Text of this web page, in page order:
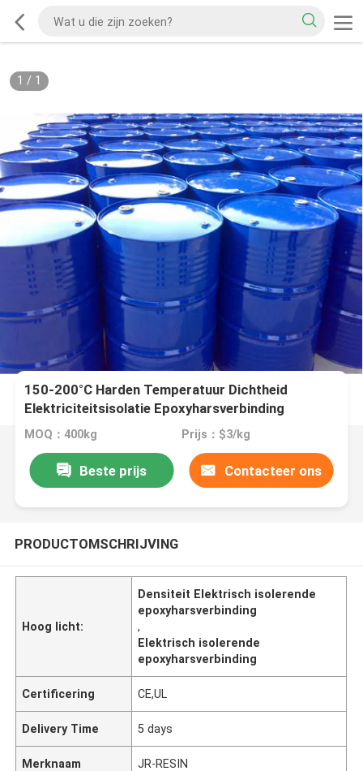
1 / 1
150-200°C Harden Temperatuur Dichtheid
Elektriciteitsisolatie Epoxyharsverbinding
MOQ：400kg Prijs：$3/kg
Beste prijs Contacteer ons
PRODUCTOMSCHRIJVING
Hoog licht:
Densiteit Elektrisch isolerende
epoxyharsverbinding
,
Elektrisch isolerende
epoxyharsverbinding
Certificering CE,UL
Delivery Time 5 days
Merknaam JR-RESIN